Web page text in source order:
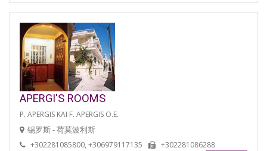
APERGI'S ROOMS
P. APERGIS KAI F. APERGIS O.E.
锡罗斯 - 荷莫波利斯
+302281085800, +306979117135 +302281086288